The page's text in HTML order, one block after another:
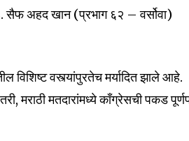
सैफ अहद खान (प्रभाग ६२ – वर्सोवा)
विशिष्ट वस्त्यांपुरतेच मर्यादित झाले आहे.
मराठी मतदारांमध्ये काँग्रेसची पकड